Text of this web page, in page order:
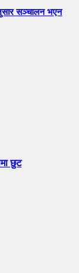
सञ्चालन भएन
छुट